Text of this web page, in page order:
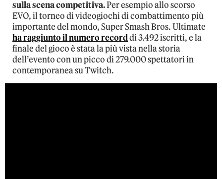
sulla scena competitiva.Per esempio allo scorso
EVO, il torneo di videogiochi di combattimento più
importante del mondo, Super Smash Bros. Ultimate
ha raggiunto il numero recorddi 3.492 iscritti, e la
finale del gioco è stata la più vista nella storia
dell’evento con un picco di 279.000 spettatori in
contemporanea su Twitch.